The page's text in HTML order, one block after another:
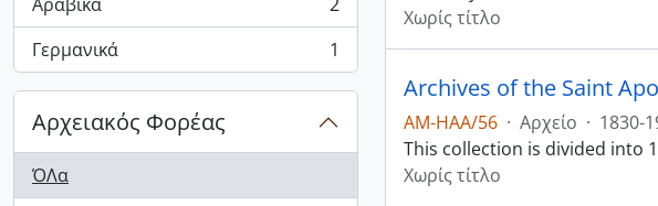
, 2 αποτελέσματα
Γερμανικά
, 1 αποτελέσματα 1
Αρχειακός Φορέας
ΌΛα
Χωρίς τίτλο
Archives of the Saint
AM-HAA/56 · Αρχείο · 1830-
This collection is divided into
Χωρίς τίτλο